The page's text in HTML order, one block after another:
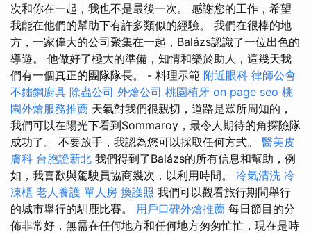
次和你在一起，我也不是最後一次。 感謝您的工作，希望
我能在他們的幫助下有許多類似的經驗。 我們在很棒的地
方，一家偉大的公司聚集在一起，Balázs認識了一位出色的
導遊。 他做好了極大的準備，知情和樂於助人，這幾天我
們有一個真正的團隊隊長。 - 料理示範 附近眼科 律師公會
不鏽鋼廚具 除蟲公司 外燴公司 桃園植牙 on page seo 桃
園外燴服務推薦 天氣對我們很親切，道路是眾所周知的，
我們可以在陽光下看到Sommaroy，最令人期待的角探險隊
成功了。 不要放手，我認為您可以採取任何方式。 醫美皮
膚科 台胞證新北 我們得到了Balázs的所有信息和幫助，例
如，我喜歡與駕駛員協商幾次，以利用時間。 冷氣清洗 冷
凍櫃 老人養護 單人房 換護照 我們可以觀看旅行期間舉行
的城市舉行的馴鹿比賽。 用戶口碑外燴推薦 每日節目的分
佈非常好，無需在任何地方和任何地方匆匆忙忙，現在是時